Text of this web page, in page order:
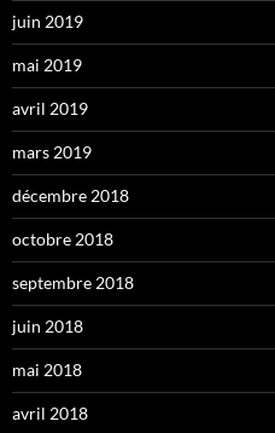
juin 2019
mai 2019
avril 2019
mars 2019
décembre 2018
octobre 2018
septembre 2018
juin 2018
mai 2018
avril 2018